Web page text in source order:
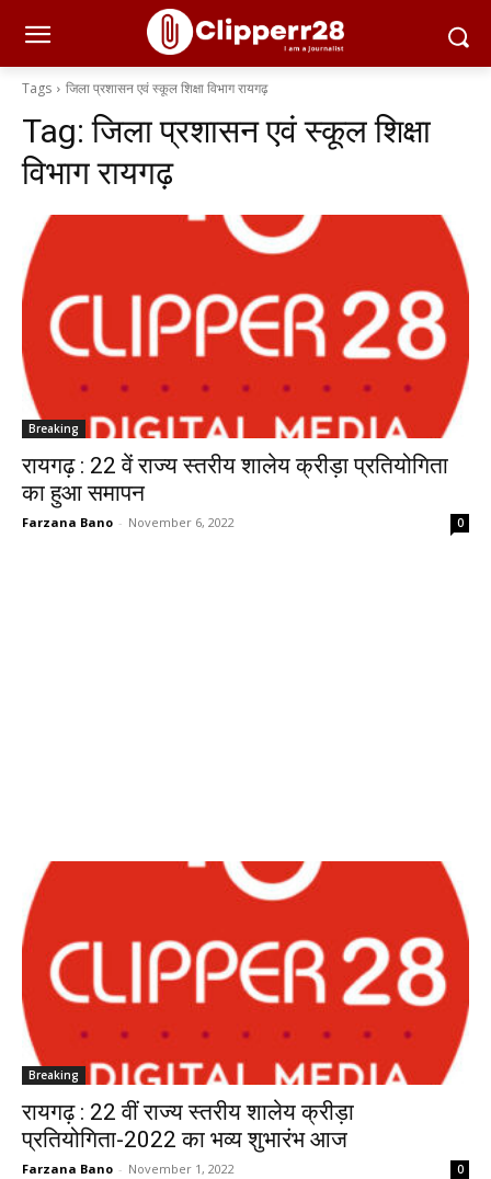
Tags जिला प्रशासन एवं स्कूल शिक्षा विभाग रायगढ़
Tag:जिला प्रशासन एवं स्कूल शिक्षा
विभाग रायगढ़
Breaking
रायगढ़ : 22 वें राज्य स्तरीय शालेय क्रीड़ा प्रतियोगिता
का हुआ समापन
Farzana Bano - November 6, 2022 0
Breaking
रायगढ़ : 22 वीं राज्य स्तरीय शालेय क्रीड़ा
प्रतियोगिता-2022 का भव्य शुभारंभ आज
Farzana Bano - November 1, 2022 0